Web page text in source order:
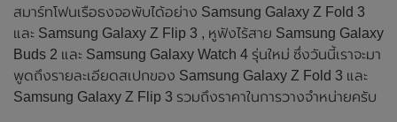
สมาร์ทโฟนเรือธงจอพับได้อย่าง Samsung Galaxy Z Fold 3
และ Samsung Galaxy Z Flip 3 , หูฟังไร้สาย Samsung Galaxy
Buds 2 และ Samsung Galaxy Watch 4 รุ่นใหม่ ซึ่งวันนี้เราจะมา
พูดถึงรายละเอียดสเปกของ Samsung Galaxy Z Fold 3 และ
Samsung Galaxy Z Flip 3 รวมถึงราคาในการวางจำหน่ายครับ